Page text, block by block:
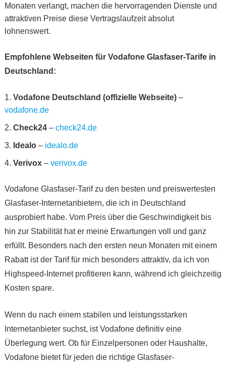
Monaten verlangt, machen die hervorragenden Dienste und
attraktiven Preise diese Vertragslaufzeit absolut
lohnenswert.
Empfohlene Webseiten für Vodafone Glasfaser-Tarife in
Deutschland:
Vodafone Deutschland (offizielle Webseite)–
vodafone.de
Check24– check24.de
Idealo– idealo.de
Verivox– verivox.de
Vodafone Glasfaser-Tarif zu den besten und preiswertesten
Glasfaser-Internetanbietern, die ich in Deutschland
ausprobiert habe. Vom Preis über die Geschwindigkeit bis
hin zur Stabilität hat er meine Erwartungen voll und ganz
erfüllt. Besonders nach den ersten neun Monaten mit einem
Rabatt ist der Tarif für mich besonders attraktiv, da ich von
Highspeed-Internet profitieren kann, während ich gleichzeitig
Kosten spare.
Wenn du nach einem stabilen und leistungsstarken
Internetanbieter suchst, ist Vodafone definitiv eine
Überlegung wert. Ob für Einzelpersonen oder Haushalte,
Vodafone bietet für jeden die richtige Glasfaser-